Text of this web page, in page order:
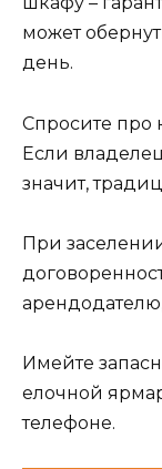
может
день.
Спросите про
Если
значит,
При
Имейте
елочной
телефоне.